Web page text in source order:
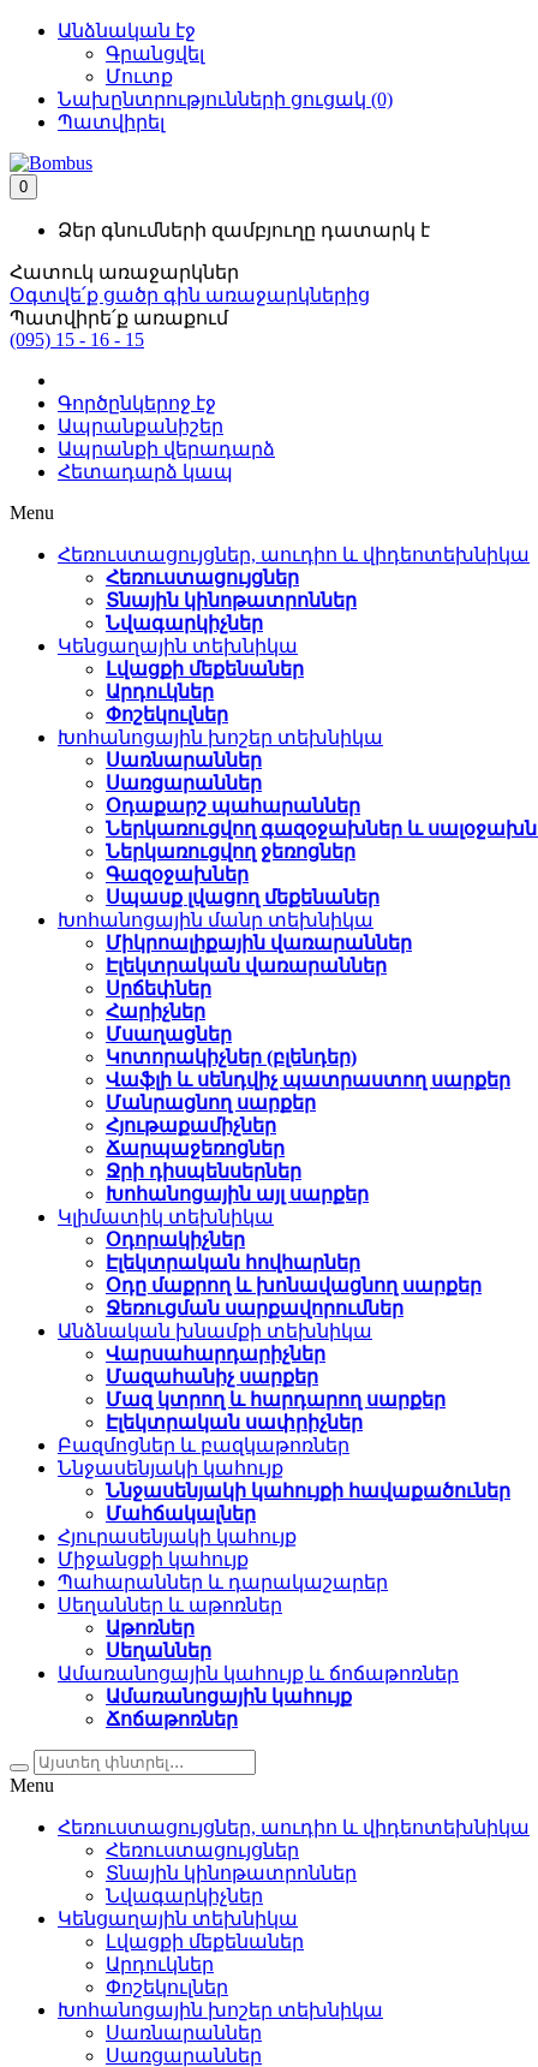
Անձնական էջ
Գրանցվել
Մուտք
Նախընտրությունների ցուցակ (0)
Պատվիրել
0
Ձեր գնումների զամբյուղը դատարկ է
Հատուկ առաջարկներ
Օգտվե՛ք ցածր գին առաջարկներից
Պատվիրե՛ք առաքում
(095) 15 - 16 - 15
Գործընկերոջ էջ
Ապրանքանիշեր
Ապրանքի վերադարձ
Հետադարձ կապ
Menu
Հեռուստացույցներ, աուդիո և վիդեոտեխնիկա
Հեռուստացույցներ
Տնային կինոթատրոններ
Նվագարկիչներ
Կենցաղային տեխնիկա
Լվացքի մեքենաներ
Արդուկներ
Փոշեկուլներ
Խոհանոցային խոշեր տեխնիկա
Սառնարաններ
Սառցարաններ
Օդաքարշ պահարաններ
Ներկառուցվող գազօջախներ և
Ներկառուցվող ջեռոցներ
Գազօջախներ
Սպասք լվացող մեքենաներ
Խոհանոցային մանր տեխնիկա
Միկրոալիքային վառարաններ
Էլեկտրական վառարաններ
Սրճեփներ
Հարիչներ
Մսաղացներ
Կոտորակիչներ (բլենդեր)
Վաֆլի և սենդվիչ պատրաստող սարքեր
Մանրացնող սարքեր
Հյութաքամիչներ
Ճարպաջեռոցներ
Ջրի դիսպենսերներ
Խոհանոցային այլ սարքեր
Կլիմատիկ տեխնիկա
Օդորակիչներ
Էլեկտրական հովհարներ
Օդը մաքրող և խոնավացնող սարքեր
Ջեռուցման սարքավորումներ
Անձնական խնամքի տեխնիկա
Վարսահարդարիչներ
Մազահանիչ սարքեր
Մազ կտրող և հարդարող սարքեր
Էլեկտրական սափրիչներ
Բազմոցներ և բազկաթոռներ
Ննջասենյակի կահույք
Ննջասենյակի կահույքի հավաքածուներ
Մահճակալներ
Հյուրասենյակի կահույք
Միջանցքի կահույք
Պահարաններ և դարակաշարեր
Սեղաններ և աթոռներ
Աթոռներ
Սեղաններ
Ամառանոցային կահույք և ճոճաթոռներ
Ամառանոցային կահույք
Ճոճաթոռներ
Menu
Հեռուստացույցներ, աուդիո և վիդեոտեխնիկա
Հեռուստացույցներ
Տնային կինոթատրոններ
Նվագարկիչներ
Կենցաղային տեխնիկա
Լվացքի մեքենաներ
Արդուկներ
Փոշեկուլներ
Խոհանոցային խոշեր տեխնիկա
Սառնարաններ
Սառցարաններ